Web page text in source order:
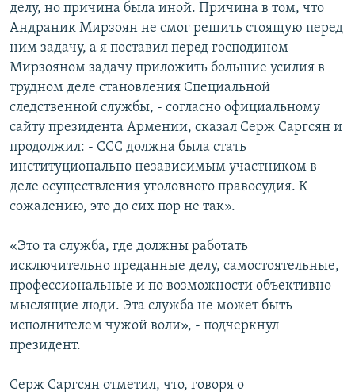
делу, но причина была иной. Причина в том, что
Андраник Мирзоян не смог решить стоящую перед
ним задачу, а я поставил перед господином
Мирзояном задачу приложить большие усилия в
трудном деле становления Специальной
следственной службы, - согласно официальному
сайту президента Армении, сказал Серж Саргсян и
продолжил: - ССС должна была стать
институционально независимым участником в
деле осуществления уголовного правосудия. К
сожалению, это до сих пор не так».
«Это та служба, где должны работать
исключительно преданные делу, самостоятельные,
профессиональные и по возможности объективно
мыслящие люди. Эта служба не может быть
исполнителем чужой воли», - подчеркнул
президент.
Серж Саргсян отметил, что, говоря о